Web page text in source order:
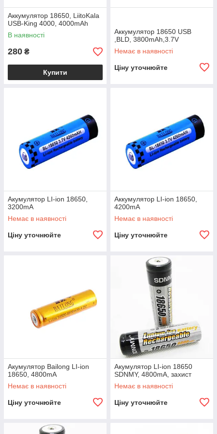
Аккумулятор 18650, LiitoKala
USB-King 4000, 4000mAh
В наявності
280 ₴
Купити
Аккумулятор 18650 USB
,BLD, 3800mAh,3.7V
Немає в наявності
Ціну уточнюйте
Акумулятор LI-ion 18650,
3200mA
Немає в наявності
Ціну уточнюйте
Аккумулятор LI-ion 18650,
4200mA
Немає в наявності
Ціну уточнюйте
Акумулятор Bailong LI-ion
18650, 4800mA
Немає в наявності
Ціну уточнюйте
Акумулятор LI-ion 18650
SDNMY, 4800mA, захист
Немає в наявності
Ціну уточнюйте